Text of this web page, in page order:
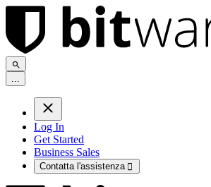
...
Log In
Get Started
Business Sales
Contatta l'assistenza 